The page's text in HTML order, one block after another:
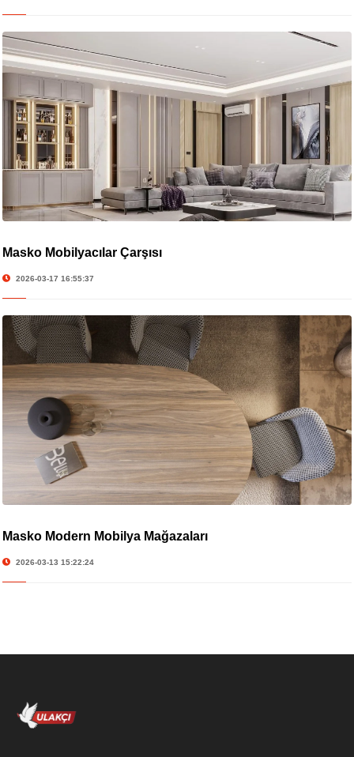
Masko Mobilyacılar Çarşısı
2026-03-17 16:55:37
Masko Modern Mobilya Mağazaları
2026-03-13 15:22:24